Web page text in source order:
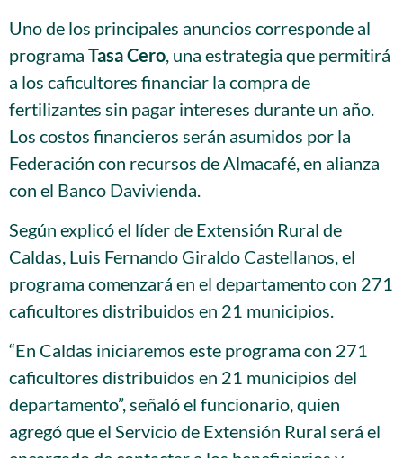
Uno de los principales anuncios corresponde al
programa Tasa Cero , una estrategia que permitirá
a los caficultores financiar la compra de
fertilizantes sin pagar intereses durante un año.
Los costos financieros serán asumidos por la
Federación con recursos de Almacafé, en alianza
con el Banco Davivienda.
Según explicó el líder de Extensión Rural de
Caldas, Luis Fernando Giraldo Castellanos, el
programa comenzará en el departamento con 271
caficultores distribuidos en 21 municipios.
“En Caldas iniciaremos este programa con 271
caficultores distribuidos en 21 municipios del
departamento”, señaló el funcionario, quien
agregó que el Servicio de Extensión Rural será el